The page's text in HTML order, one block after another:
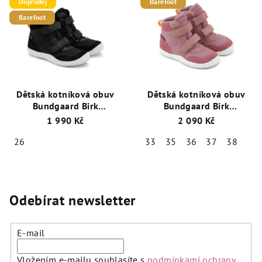
Barefoot
Dětská kotníková obuv
Bundgaard Birk
BG303242-133 Černá s
1 990 Kč
26
Dětská kotníková obuv
Bundgaard Birk
BG303242-726 Dark Rose
2 090 Kč
33
35 36 37 38
Odebírat newsletter
E-mail
Vložením e-mailu souhlasíte s podmínkami ochrany